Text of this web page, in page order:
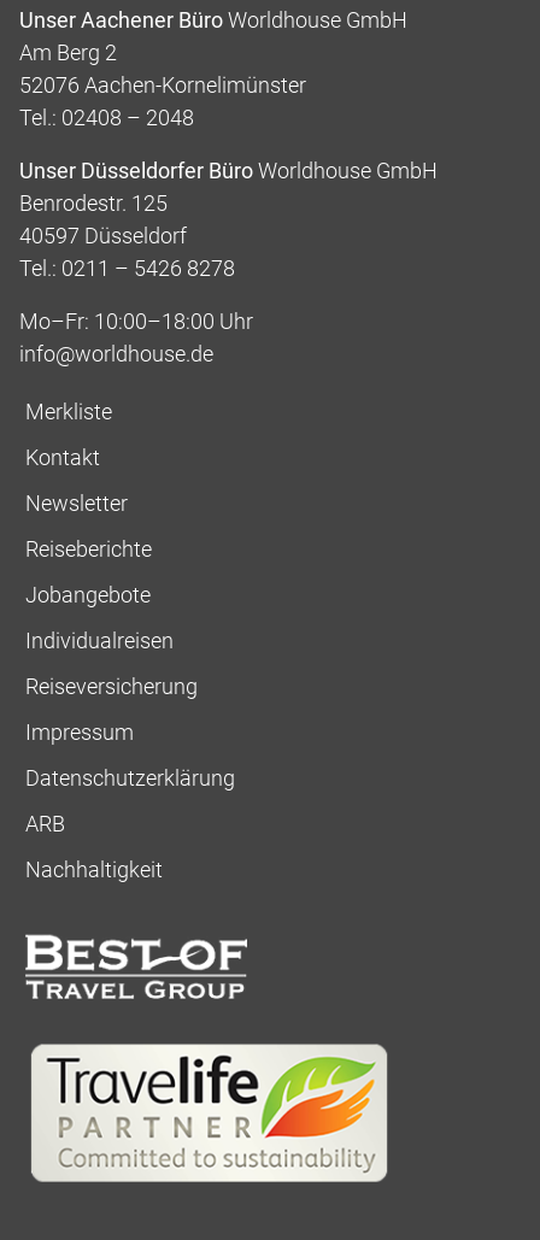
Unser Aachener BüroWorldhouse GmbH
Am Berg 2
52076 Aachen-Kornelimünster
Tel.: 02408 – 2048
Unser Düsseldorfer BüroWorldhouse GmbH
Benrodestr. 125
40597 Düsseldorf
Tel.: 0211 – 5426 8278
Mo–Fr: 10:00–18:00 Uhr
info@worldhouse.de
Merkliste
Kontakt
Newsletter
Reiseberichte
Jobangebote
Individualreisen
Reiseversicherung
Impressum
Datenschutzerklärung
ARB
Nachhaltigkeit